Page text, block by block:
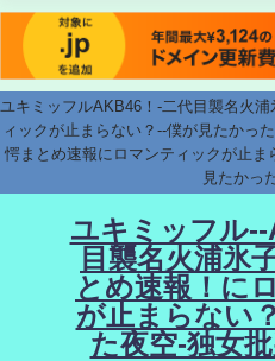
ユキミッフルAKB46！-二代目襲名火
ィックが止まらない？--僕が見たかっ
愕まとめ速報にロマンティックが止
見たかっ
ユキミッフル
目襲名火浦氷
とめ速報！に
が止まらない
た夜空-独女